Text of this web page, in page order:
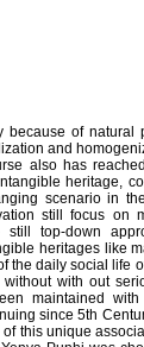
because of natural
and
also has
heritage,
scenario in
still focus on
top-down
heritages like
the daily social life
with out
maintained
since 5th
this unique